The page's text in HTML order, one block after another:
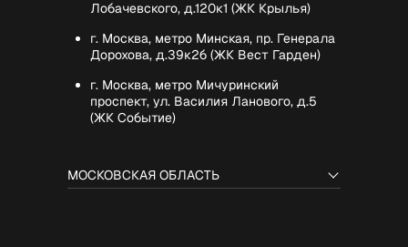
Лобачевского, д.120к1 (ЖК Крылья)
г. Москва, метро Минская, пр. Генерала
Дорохова, д.39к2б (ЖК Вест Гарден)
г. Москва, метро Мичуринский
проспект, ул. Василия Ланового, д.5
(ЖК Событие)
МОСКОВСКАЯ ОБЛАСТЬ